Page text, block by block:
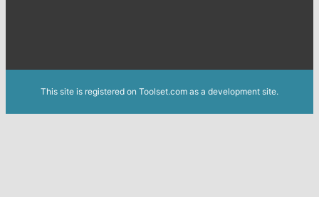
This site is registered on Toolset.com as a development site.